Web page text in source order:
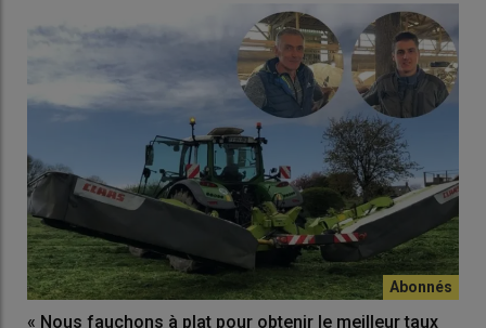
« Nous fauchons à plat pour obtenir le meilleur taux